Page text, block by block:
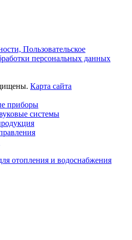
Пользовательское
персональных данных
Карта сайта
приборы
системы
отопления и водоснабжения